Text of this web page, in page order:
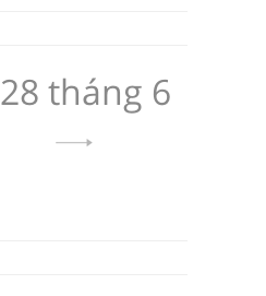
28 tháng 6